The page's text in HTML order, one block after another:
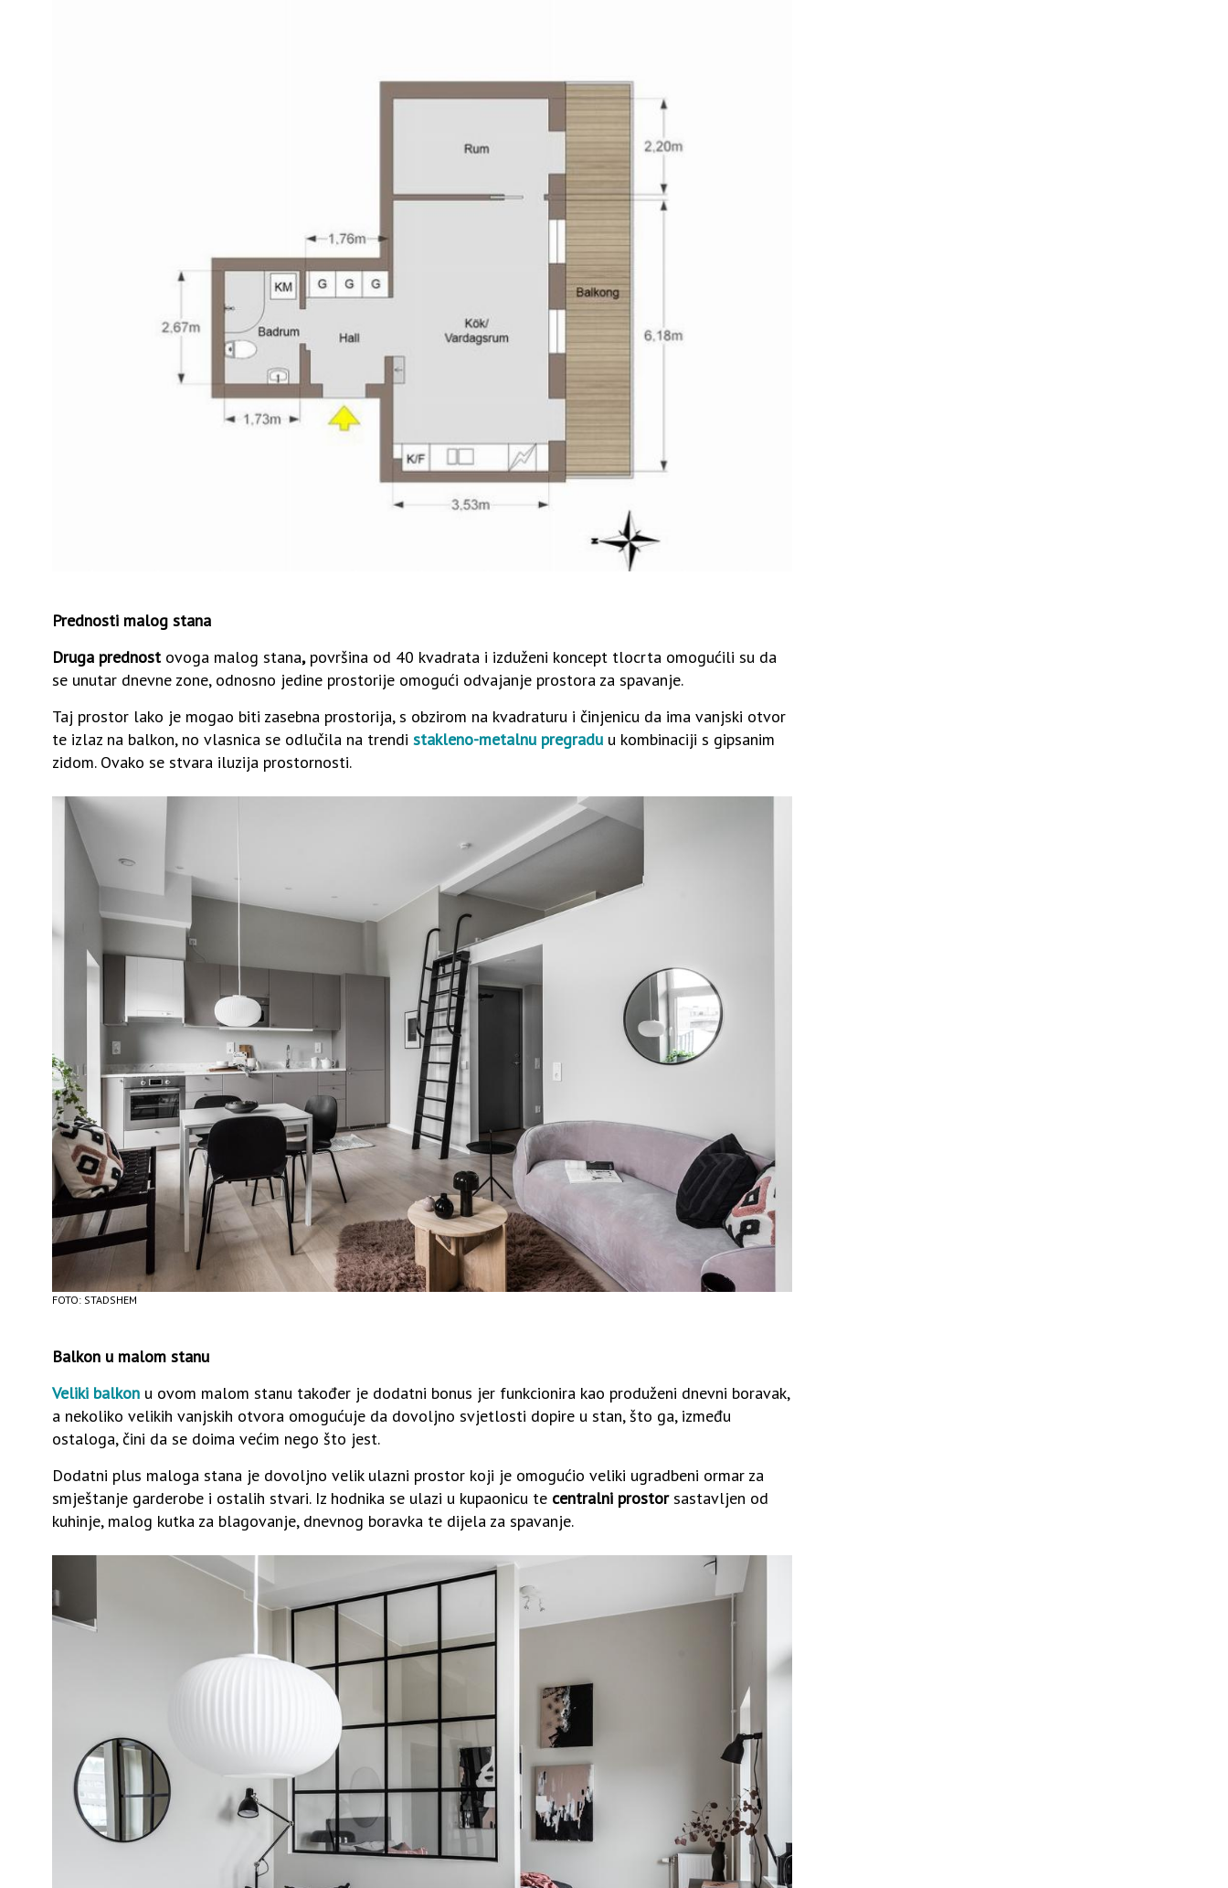
Prednosti malog stana
Druga prednost ovoga malog stana,površina od 40 kvadrata i izduženi koncept tlocrta omogućili su da
se unutar dnevne zone, odnosno jedine prostorije omogući odvajanje prostora za spavanje.
Taj prostor lako je mogao biti zasebna prostorija, s obzirom na kvadraturu i činjenicu da ima vanjski otvor
te izlaz na balkon, no vlasnica se odlučila na trendi stakleno-metalnu pregradu u kombinaciji s gipsanim
zidom. Ovako se stvara iluzija prostornosti.
FOTO: STADSHEM
Balkon u malom stanu
Veliki balkon u ovom malom stanu također je dodatni bonus jer funkcionira kao produženi dnevni boravak,
a nekoliko velikih vanjskih otvora omogućuje da dovoljno svjetlosti dopire u stan, što ga, između
ostaloga, čini da se doima većim nego što jest.
Dodatni plus maloga stana je dovoljno velik ulazni prostor koji je omogućio veliki ugradbeni ormar za
smještanje garderobe i ostalih stvari. Iz hodnika se ulazi u kupaonicu te centralni prostorsastavljen od
kuhinje, malog kutka za blagovanje, dnevnog boravka te dijela za spavanje.